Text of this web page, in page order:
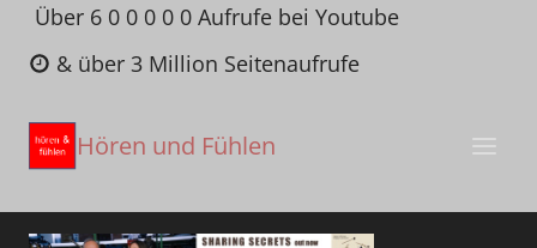
Zum
Inhalt
springen
Über 6 0 0 0 0 0 Aufrufe bei Youtube
& über 3 Million Seitenaufrufe
Hören und Fühlen